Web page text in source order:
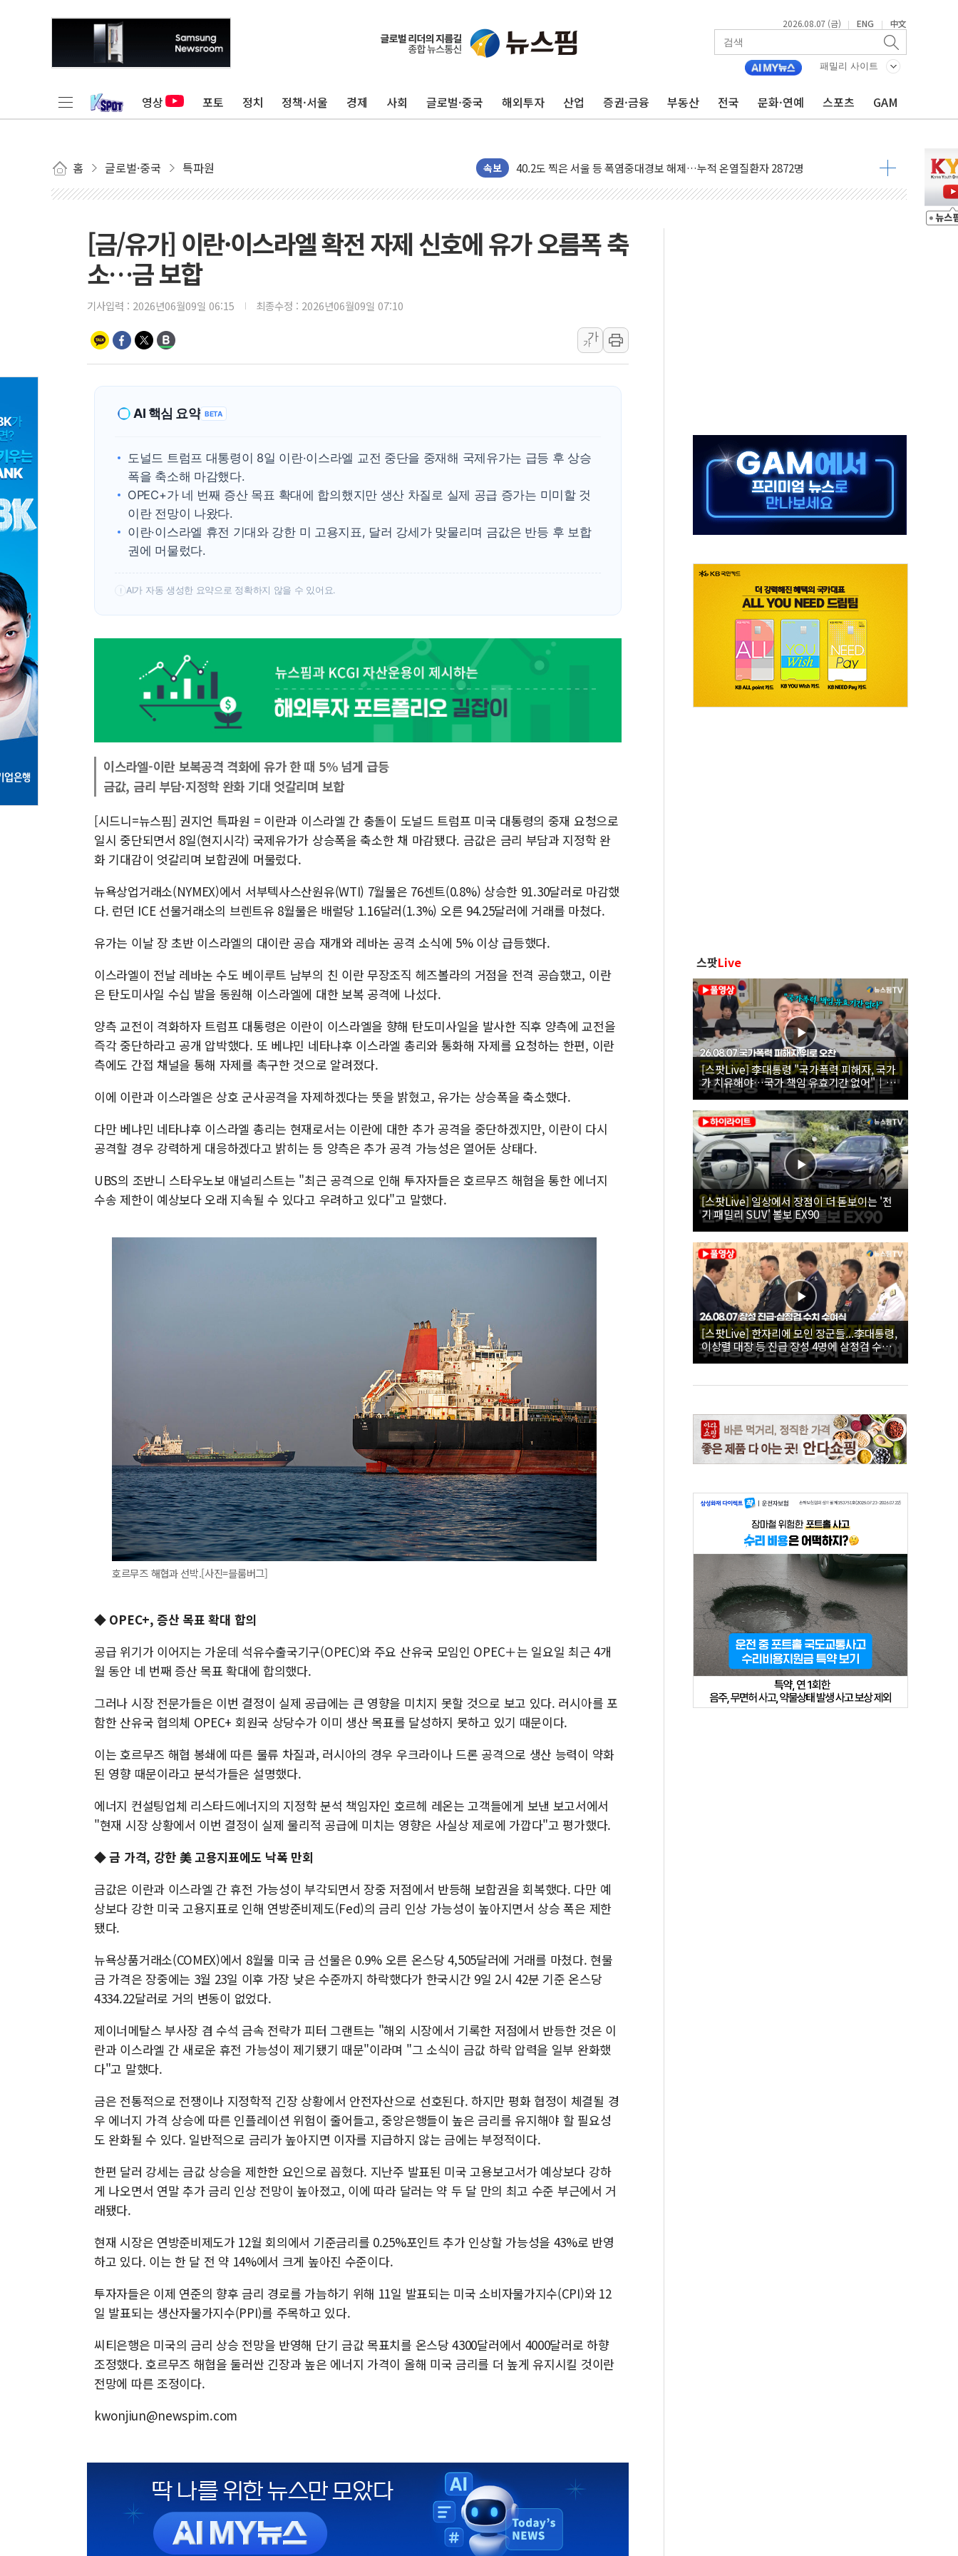
2026.08.07 (금) | ENG | 中文
패밀리 사이트
영상 포토 정치 정책·서울 경제 사회 글로벌·중국 해외투자 산업 증권·금융 부동산 전국 문화·연예 스포츠 GAM
홈 글로벌·중국 특파원 속보
후티 반군, 예멘 정부군과 사우디 동시 공격… 위기 고조되는 또 다른 중동 화약고
42.5도 역대급 폭염…동물들도 특별식으로 여름나기 [뉴스핌 줌인]
포스코홀딩스, 포스코인터·DX 지분 일부 매각
태국 학교서 중학생 총기 난사...최소 7명 사망
"文정부 악몽 재현 안돼"...李 부동산 세제안에 與 내부서 '총선·대선 직격탄' 우려
신세계사이먼 '대구 프리미엄 아울렛' 건립 '본궤도'
'변기 수리' 집주인에게 흉기 휘두른 30대 세입자…경찰, 현행범 체포
워트, 상반기 영업이익 30억원
랩지노믹스 "디엑솜과 美 암 진단 분야 독점 라이선스 계약"
보로노이, 폐암 치료제 'VRN11' 캐나다 IND 신청
1순위보다 낮은 특별공급 경쟁률… 실수요자 관심
[금/유가] 이란·이스라엘 확전 자제 신호에 유가 오름폭 축
소…금 보합
기사입력 : 2026년06월09일 06:15 최종수정 : 2026년06월09일 07:10
가
가
AI 핵심 요약 BETA
도널드 트럼프 대통령이 8일 이란·이스라엘 교전 중단을 중재해 국제유가는 급등 후 상승
폭을 축소해 마감했다.
OPEC+가 네 번째 증산 목표 확대에 합의했지만 생산 차질로 실제 공급 증가는 미미할 것
이란 전망이 나왔다.
이란·이스라엘 휴전 기대와 강한 미 고용지표, 달러 강세가 맞물리며 금값은 반등 후 보합
권에 머물렀다.
! AI가 자동 생성한 요약으로 정확하지 않을 수 있어요.
이스라엘-이란 보복공격 격화에 유가 한 때 5% 넘게 급등
금값, 금리 부담·지정학 완화 기대 엇갈리며 보합
[시드니=뉴스핌] 권지언 특파원 = 이란과 이스라엘 간 충돌이 도널드 트럼프 미국 대통령의 중재 요청으로
일시 중단되면서 8일(현지시각) 국제유가가 상승폭을 축소한 채 마감됐다. 금값은 금리 부담과 지정학 완
화 기대감이 엇갈리며 보합권에 머물렀다.
뉴욕상업거래소(NYMEX)에서 서부텍사스산원유(WTI) 7월물은 76센트(0.8%) 상승한 91.30달러로 마감했
다. 런던 ICE 선물거래소의 브렌트유 8월물은 배럴당 1.16달러(1.3%) 오른 94.25달러에 거래를 마쳤다.
유가는 이날 장 초반 이스라엘의 대이란 공습 재개와 레바논 공격 소식에 5% 이상 급등했다.
이스라엘이 전날 레바논 수도 베이루트 남부의 친 이란 무장조직 헤즈볼라의 거점을 전격 공습했고, 이란
은 탄도미사일 수십 발을 동원해 이스라엘에 대한 보복 공격에 나섰다.
양측 교전이 격화하자 트럼프 대통령은 이란이 이스라엘을 향해 탄도미사일을 발사한 직후 양측에 교전을
즉각 중단하라고 공개 압박했다. 또 베냐민 네타냐후 이스라엘 총리와 통화해 자제를 요청하는 한편, 이란
측에도 간접 채널을 통해 자제를 촉구한 것으로 알려졌다.
이에 이란과 이스라엘은 상호 군사공격을 자제하겠다는 뜻을 밝혔고, 유가는 상승폭을 축소했다.
다만 베냐민 네타냐후 이스라엘 총리는 현재로서는 이란에 대한 추가 공격을 중단하겠지만, 이란이 다시
공격할 경우 강력하게 대응하겠다고 밝히는 등 양측은 추가 공격 가능성은 열어둔 상태다.
UBS의 조반니 스타우노보 애널리스트는 "최근 공격으로 인해 투자자들은 호르무즈 해협을 통한 에너지
수송 제한이 예상보다 오래 지속될 수 있다고 우려하고 있다"고 말했다.
호르무즈 해협과 선박.[사진=블룸버그]
◆ OPEC+, 증산 목표 확대 합의
공급 위기가 이어지는 가운데 석유수출국기구(OPEC)와 주요 산유국 모임인 OPEC＋는 일요일 최근 4개
월 동안 네 번째 증산 목표 확대에 합의했다.
그러나 시장 전문가들은 이번 결정이 실제 공급에는 큰 영향을 미치지 못할 것으로 보고 있다. 러시아를 포
함한 산유국 협의체 OPEC+ 회원국 상당수가 이미 생산 목표를 달성하지 못하고 있기 때문이다.
이는 호르무즈 해협 봉쇄에 따른 물류 차질과, 러시아의 경우 우크라이나 드론 공격으로 생산 능력이 약화
된 영향 때문이라고 분석가들은 설명했다.
에너지 컨설팅업체 리스타드에너지의 지정학 분석 책임자인 호르헤 레온는 고객들에게 보낸 보고서에서
"현재 시장 상황에서 이번 결정이 실제 물리적 공급에 미치는 영향은 사실상 제로에 가깝다"고 평가했다.
◆ 금 가격, 강한 美 고용지표에도 낙폭 만회
금값은 이란과 이스라엘 간 휴전 가능성이 부각되면서 장중 저점에서 반등해 보합권을 회복했다. 다만 예
상보다 강한 미국 고용지표로 인해 연방준비제도(Fed)의 금리 인상 가능성이 높아지면서 상승 폭은 제한
됐다.
뉴욕상품거래소(COMEX)에서 8월물 미국 금 선물은 0.9% 오른 온스당 4,505달러에 거래를 마쳤다. 현물
금 가격은 장중에는 3월 23일 이후 가장 낮은 수준까지 하락했다가 한국시간 9일 2시 42분 기준 온스당
4334.22달러로 거의 변동이 없었다.
제이너메탈스 부사장 겸 수석 금속 전략가 피터 그랜트는 "해외 시장에서 기록한 저점에서 반등한 것은 이
란과 이스라엘 간 새로운 휴전 가능성이 제기됐기 때문"이라며 "그 소식이 금값 하락 압력을 일부 완화했
다"고 말했다.
금은 전통적으로 전쟁이나 지정학적 긴장 상황에서 안전자산으로 선호된다. 하지만 평화 협정이 체결될 경
우 에너지 가격 상승에 따른 인플레이션 위험이 줄어들고, 중앙은행들이 높은 금리를 유지해야 할 필요성
도 완화될 수 있다. 일반적으로 금리가 높아지면 이자를 지급하지 않는 금에는 부정적이다.
한편 달러 강세는 금값 상승을 제한한 요인으로 꼽혔다. 지난주 발표된 미국 고용보고서가 예상보다 강하
게 나오면서 연말 추가 금리 인상 전망이 높아졌고, 이에 따라 달러는 약 두 달 만의 최고 수준 부근에서 거
래됐다.
현재 시장은 연방준비제도가 12월 회의에서 기준금리를 0.25%포인트 추가 인상할 가능성을 43%로 반영
하고 있다. 이는 한 달 전 약 14%에서 크게 높아진 수준이다.
투자자들은 이제 연준의 향후 금리 경로를 가늠하기 위해 11일 발표되는 미국 소비자물가지수(CPI)와 12
일 발표되는 생산자물가지수(PPI)를 주목하고 있다.
씨티은행은 미국의 금리 상승 전망을 반영해 단기 금값 목표치를 온스당 4300달러에서 4000달러로 하향
조정했다. 호르무즈 해협을 둘러싼 긴장과 높은 에너지 가격이 올해 미국 금리를 더 높게 유지시킬 것이란
전망에 따른 조정이다.
kwonjiun@newspim.com
스팟Live
[스팟Live] 李대통령 "국가폭력 피해자, 국가
가 치유해야…국가 책임 유효기간 없어"｜
26.08.07 국가폭력 피해자 위로 오찬
[스팟Live] 일상에서 장점이 더 돋보이는 '전
기 패밀리 SUV' 볼보 EX90
[스팟Live] 한자리에 모인 장군들...李대통령,
이상렬 대장 등 진급 장성 4명에 삼정검 수치
직접 수여｜26.08.07 장성 진급·삼정검 수치